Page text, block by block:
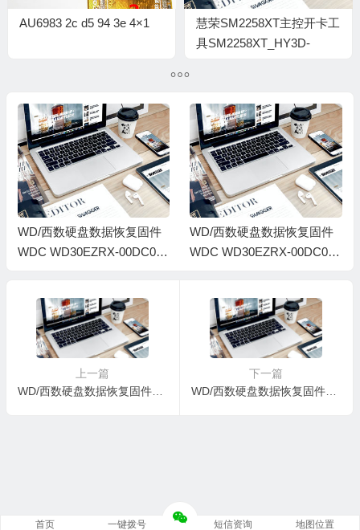
AU6983 2c d5 94 3e 4×1
慧荣SM2258XT主控开卡工
具SM2258XT_HY3D-
WD/西数硬盘数据恢复固件
WDC WD30EZRX-00DC0B
WD/西数硬盘数据恢复固件
WDC WD30EZRX-00DC0B
上一篇
WD/西数硬盘数据恢复固件WDC WD20EZRX-00DC0B0-80.00A80-WMC1T0883726-00040027-1714
下一篇
WD/西数硬盘数据恢复固件WDC WD20EZRX-00DC0B0-80.00A80-WMC301524186-00040029-1714
首页 一键拨号 短信资询 地图位置